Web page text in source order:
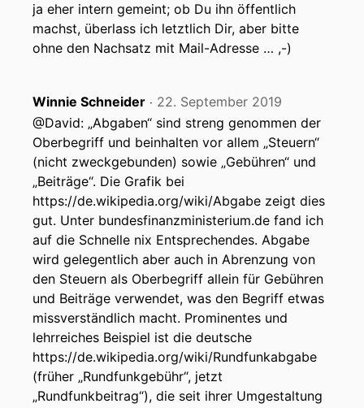
ja eher intern gemeint; ob Du ihn öffentlich
machst, überlass ich letztlich Dir, aber bitte
ohne den Nachsatz mit Mail-Adresse … ,-)
Winnie Schneider ‧ 22. September 2019
@David: „Abgaben“ sind streng genommen der
Oberbegriff und beinhalten vor allem „Steuern“
(nicht zweckgebunden) sowie „Gebühren“ und
„Beiträge“. Die Grafik bei
https://de.wikipedia.org/wiki/Abgabe zeigt dies
gut. Unter bundesfinanzministerium.de fand ich
auf die Schnelle nix Entsprechendes. Abgabe
wird gelegentlich aber auch in Abrenzung von
den Steuern als Oberbegriff allein für Gebühren
und Beiträge verwendet, was den Begriff etwas
missverständlich macht. Prominentes und
lehrreiches Beispiel ist die deutsche
https://de.wikipedia.org/wiki/Rundfunkabgabe
(früher „Rundfunkgebühr“, jetzt
„Rundfunkbeitrag“), die seit ihrer Umgestaltung